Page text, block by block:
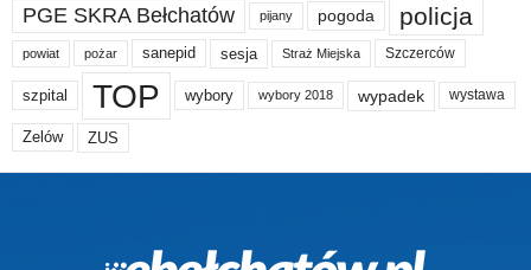
PGE SKRA Bełchatów pijany pogoda policja
powiat pożar sanepid sesja Straż Miejska Szczerców
szpital TOP wybory wybory 2018 wypadek wystawa
Zelów ZUS